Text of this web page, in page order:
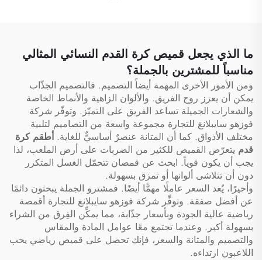
ما الذي يجعل قميص كرة القدم النسائي المثالي
مناسباً للمشترين بالجملة؟
ومن الأمور الأخرى المهمة أيضاً التصميم. فالتصميم الجذّاب
يمكن أن يعزز روح الفريق. والألوان الزاهية والأنماط الخاصة
والشعارات الجميلة تساعد الفريق على التميّز. وتوفّر شركة
فوزهو سايبلانغ للتجارة مجموعة واسعة من التصاميم لتلبية
مختلف الأذواق. كما أن المتانة عنصرٌ أساسيٌّ للغاية.أطقم كرة
قدم يتعرّض القميص للكثير من الضربات على أرض الملعب، لذا
يجب أن يكون قوياً. ابحث عن قمصان تتحمّل الغسل المتكرر
دون أن تتلاشى ألوانها أو تمزق بسهولة.
وأخيرًا، يُعد السعر عاملًا مهمًّا أيضًا. فمشترو الجملة يبحثون دائمًا
عن أفضل صفقة. وتوفِّر شركة فوزهو سايبلانغ للتجارة أقمصة
رياضية عالية الجودة وبأسعار جذّابة، مما يمكِّن الفِرق من الشراء
بسهولة أكبر. وعندما تجتمع معًا عوامل المادة والمقاس
والتصميم والمتانة والسعر، فإنك تحصل على قميص رياضي يحب
اللاعبون ارتداءه.